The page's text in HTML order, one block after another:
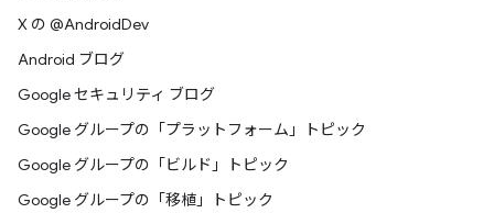
X の @AndroidDev
Android ブログ
Google セキュリティ ブログ
Google グループの「プラットフォーム」トピック
Google グループの「ビルド」トピック
Google グループの「移植」トピック